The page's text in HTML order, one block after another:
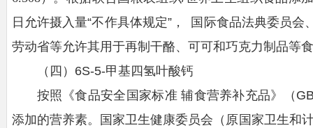
日允许摄入量“不作具体规定”， 国际食品法典委员
劳动省等允许其用于再制干酪、可可和巧克力制品等
（四）6S-5-甲基四氢叶酸钙
按照《食品安全国家标准 辅食营养补充品》（
添加的营养素。国家卫生健康委员会（原国家卫生和